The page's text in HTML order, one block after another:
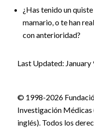
¿Has tenido un
mamario, o te han
con anterioridad?
Last Updated: January
© 1998-2026
Investigación Médicas
inglés). Todos los